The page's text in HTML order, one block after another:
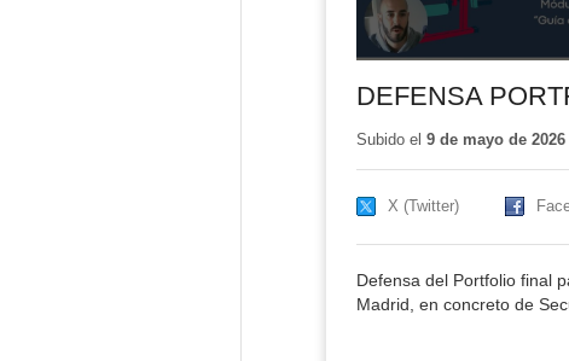
DEFENSA
Subido el 9 de mayo de 2026
X (Twitter)
Defensa del Portfolio final
Madrid, en concreto de